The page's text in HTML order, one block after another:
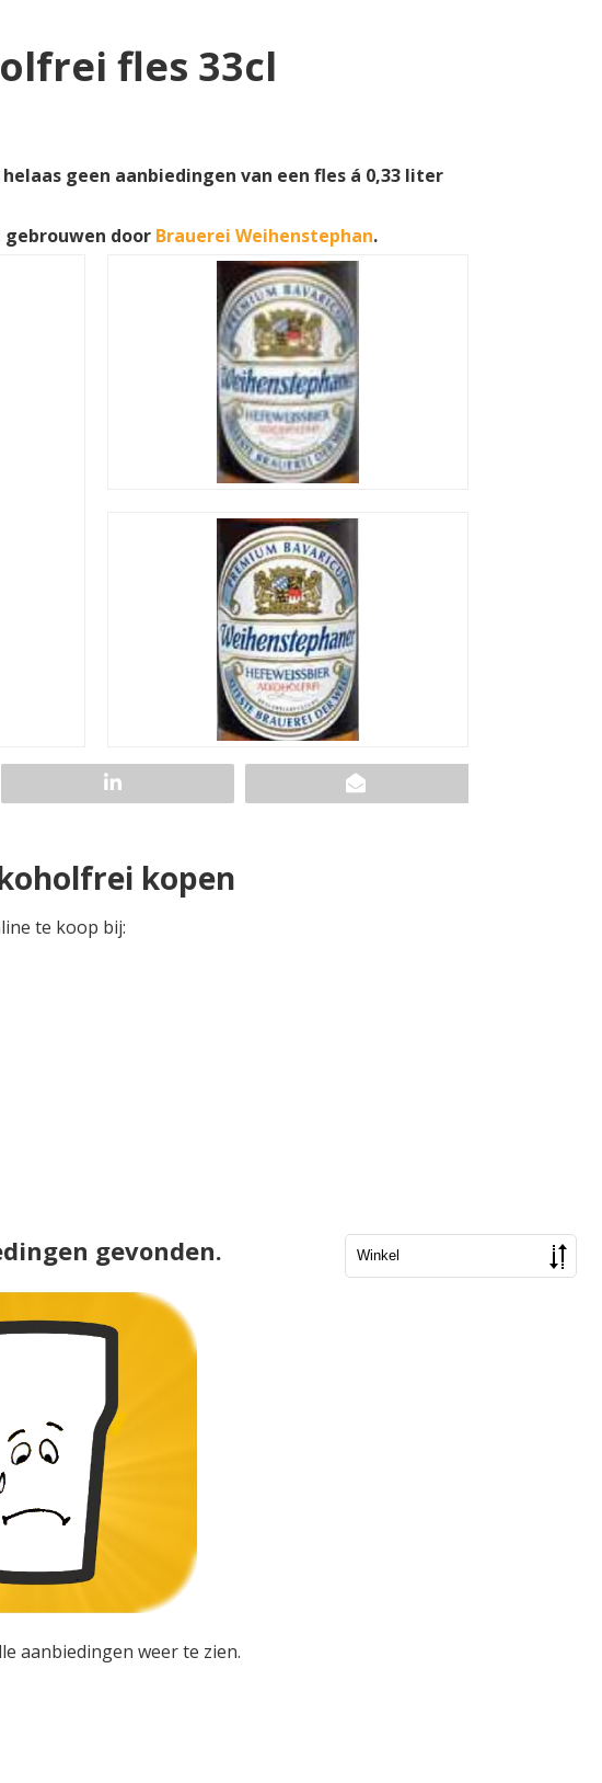
fles 33cl
geen aanbiedingen van een fles á 0,33 liter
door Brauerei Weihenstephan.
kopen
te koop bij:
gevonden.
aanbiedingen weer te zien.